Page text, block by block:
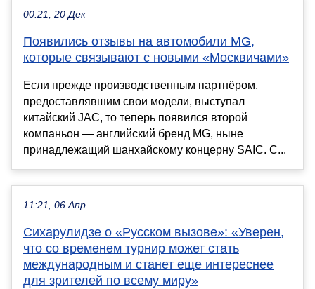
00:21, 20 Дек
Появились отзывы на автомобили MG,
которые связывают с новыми «Москвичами»
Если прежде производственным партнёром,
предоставлявшим свои модели, выступал
китайский JAC, то теперь появился второй
компаньон — английский бренд MG, ныне
принадлежащий шанхайскому концерну SAIC. С...
11:21, 06 Апр
Сихарулидзе о «Русском вызове»: «Уверен,
что со временем турнир может стать
международным и станет еще интереснее
для зрителей по всему миру»